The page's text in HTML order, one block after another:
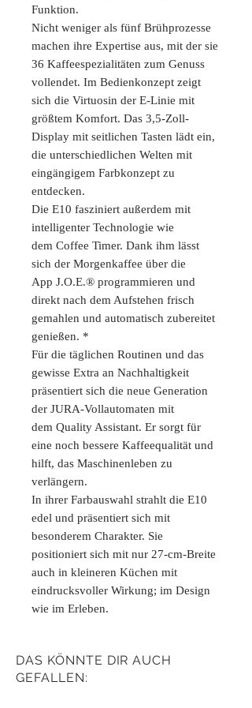
Funktion.
Nicht weniger als fünf Brühprozesse
machen ihre Expertise aus, mit der sie
36 Kaffeespezialitäten zum Genuss
vollendet. Im Bedienkonzept zeigt
sich die Virtuosin der E-Linie mit
größtem Komfort. Das 3,5-Zoll-
Display mit seitlichen Tasten lädt ein,
die unterschiedlichen Welten mit
eingängigem Farbkonzept zu
entdecken.
Die E10 fasziniert außerdem mit
intelligenter Technologie wie
dem Coffee Timer. Dank ihm lässt
sich der Morgenkaffee über die
App J.O.E.® programmieren und
direkt nach dem Aufstehen frisch
gemahlen und automatisch zubereitet
genießen. *
Für die täglichen Routinen und das
gewisse Extra an Nachhaltigkeit
präsentiert sich die neue Generation
der JURA-Vollautomaten mit
dem Quality Assistant. Er sorgt für
eine noch bessere Kaffeequalität und
hilft, das Maschinenleben zu
verlängern.
In ihrer Farbauswahl strahlt die E10
edel und präsentiert sich mit
besonderem Charakter. Sie
positioniert sich mit nur 27-cm-Breite
auch in kleineren Küchen mit
eindrucksvoller Wirkung; im Design
wie im Erleben.
DAS KÖNNTE DIR AUCH
GEFALLEN: